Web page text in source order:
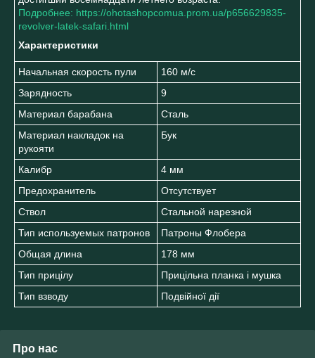
Подробнее: https://ohotashopcomua.prom.ua/p656629835-
revolver-latek-safari.html
Характеристики
Начальная скорость пули
160 м/с
Зарядность
9
Материал барабана
Сталь
Материал накладок на
рукояти
Бук
Калибр
4 мм
Предохранитель
Отсутствует
Ствол
Стальной нарезной
Тип используемых патронов
Патроны Флобера
Общая длина
178 мм
Тип прицілу
Прицільна планка і мушка
Тип взводу
Подвійної дії
Про нас